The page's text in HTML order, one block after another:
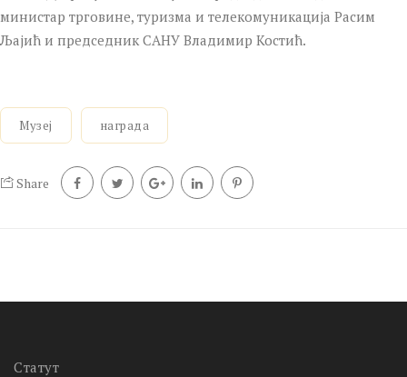
министар трговине, туризма и телекомуникација Расим
Љајић и председник САНУ Владимир Костић.
Музеј награда
Share
Статут